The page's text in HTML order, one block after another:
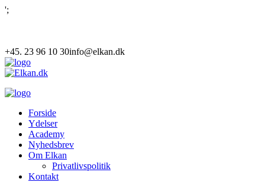
';
+45. 23 96 10 30info@elkan.dk
Forside
Ydelser
Academy
Nyhedsbrev
Om Elkan
Privatlivspolitik
Kontakt